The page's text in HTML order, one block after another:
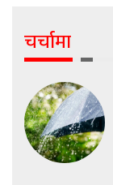
चर्चामा